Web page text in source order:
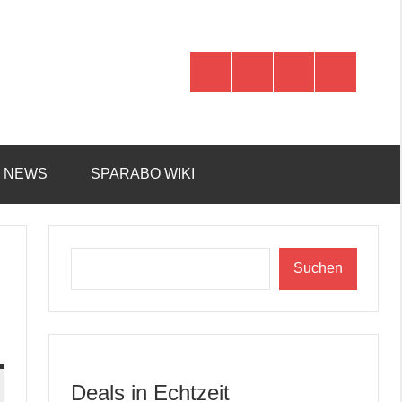
NEWS SPARABO WIKI
Suchen
Deals in Echtzeit